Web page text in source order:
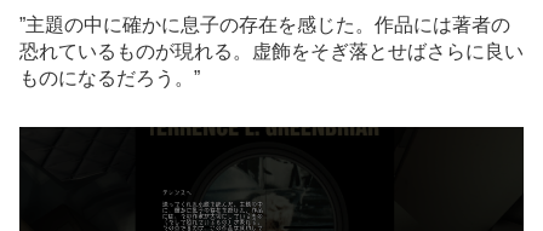
”主題の中に確かに息子の存在を感じた。作品には著者の
恐れているものが現れる。虚飾をそぎ落とせばさらに良い
ものになるだろう。”